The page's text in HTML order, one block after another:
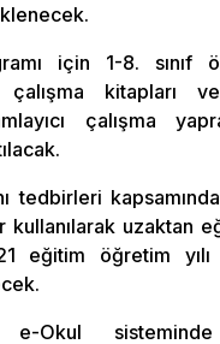
için 1-8. sınıf
çalışma kitapları
çalışma
tedbirleri
kullanılarak uzaktan
eğitim öğretim
Okul